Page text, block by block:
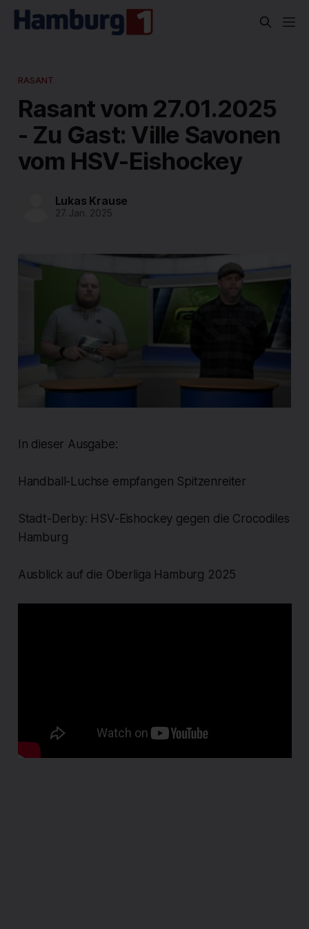
RASANT
Rasant vom 27.01.2025
- Zu Gast: Ville Savonen
vom HSV-Eishockey
Lukas Krause
27. Jan. 2025
In dieser Ausgabe:
Handball-Luchse empfangen Spitzenreiter
Stadt-Derby: HSV-Eishockey gegen die Crocodiles
Hamburg
Ausblick auf die Oberliga Hamburg 2025